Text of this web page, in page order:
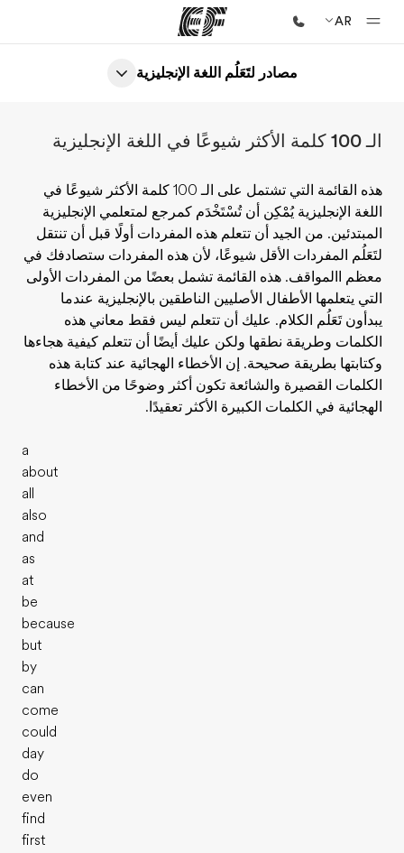
AR
الصفحة الرئيسية
برامج
مكاتب
أعثر على مكتب قريب منك
نبذة عنا
من نحن
وظائف
إنضم إلى الفريق
مصادر لتَعَلُم اللغة الإنجليزية
الـ 100 كلمة الأكثر شيوعًا في اللغة الإنجليزية
هذه القائمة التي تشتمل على الـ 100 كلمة الأكثر شيوعًا في
اللغة الإنجليزية يُمْكِن أن تُسْتَخْدَم كمرجع لمتعلمي الإنجليزية
المبتدئين. من الجيد أن تتعلم هذه المفردات أولًا قبل أن تنتقل
لتَعَلُم المفردات الأقل شيوعًا، لأن هذه المفردات ستصادفك في
معظم االمواقف. هذه القائمة تشمل بعضًا من المفردات الأولى
التي يتعلمها الأطفال الأصليين الناطقين بالإنجليزية عندما
يبدأون تَعَلُم الكلام. عليك أن تتعلم ليس فقط معاني هذه
الكلمات وطريقة نطقها ولكن عليك أيضًا أن تتعلم كيفية هجاءها
وكتابتها بطريقة صحيحة. إن الأخطاء الهجائية عند كتابة هذه
الكلمات القصيرة والشائعة تكون أكثر وضوحًا من الأخطاء
الهجائية في الكلمات الكبيرة الأكثر تعقيدًا.
a
about
all
also
and
as
at
be
because
but
by
can
come
could
day
do
even
find
first